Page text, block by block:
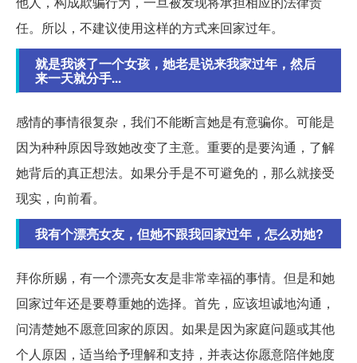
任。所以，不建议使用这样的方式来回家过年。
就是我谈了一个女孩，她老是说来我家过年，然后
来一天就分手...
感情的事情很复杂，我们不能断言她是有意骗你。可能是
因为种种原因导致她改变了主意。重要的是要沟通，了解
她背后的真正想法。如果分手是不可避免的，那么就接受
现实，向前看。
我有个漂亮女友，但她不跟我回家过年，怎么劝她?
拜你所赐，有一个漂亮女友是非常幸福的事情。但是和她
回家过年还是要尊重她的选择。首先，应该坦诚地沟通，
问清楚她不愿意回家的原因。如果是因为家庭问题或其他
个人原因，适当给予理解和支持，并表达你愿意陪伴她度